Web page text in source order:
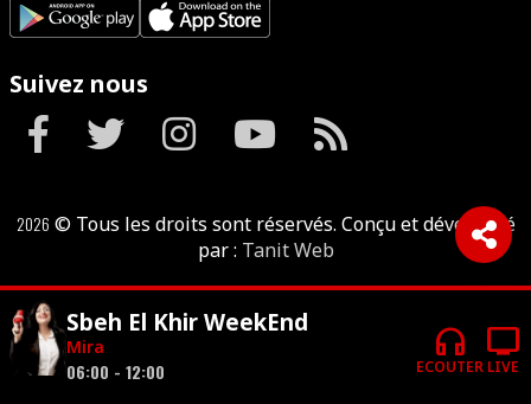
Suivez nous
2026 © Tous les droits sont réservés. Conçu et développé
par : Tanit Web
Sbeh El Khir WeekEnd
Mira
06:00 - 12:00
headphones
ECOUTER
tv
LIVE